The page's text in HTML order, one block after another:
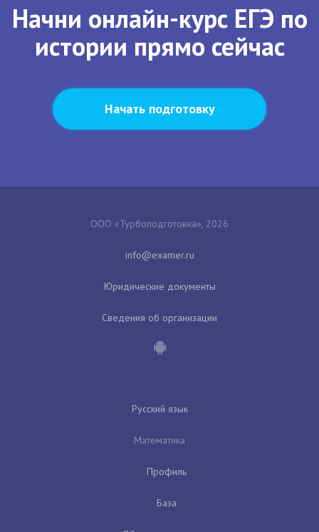
Начни онлайн-курс ЕГЭ по
истории прямо сейчас
Начать подготовку
ООО «Турбоподготовка», 2026
Юридические документы
Сведения об организации
Русский язык
Математика
Профиль
База